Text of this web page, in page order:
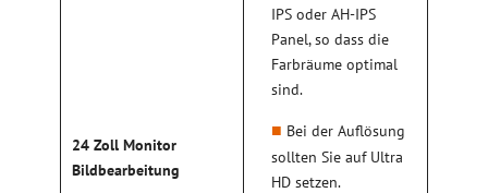
24 Zoll Monitor
Bildbearbeitung
IPS oder AH-IPS
Panel, so dass die
Farbräume optimal
sind.
Bei der Auflösung
sollten Sie auf Ultra
HD setzen.